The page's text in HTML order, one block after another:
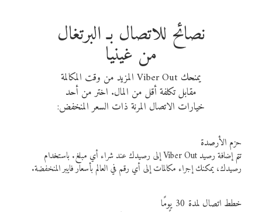
نصائح للاتصال بـ البرتغال
من غينيا
يمنحك Viber Out المزيد من وقت المكالمة
مقابل تكلفة أقل من المال. اختر من أحد
خيارات الاتصال المرنة ذات السعر المنخفض:
حزم الأرصدة
تتم إضافة رصيد Viber Out إلى رصيدك عند شراء أي مبلغ. باستخدام
رصيدك، يمكنك إجراء مكالمات إلى أي رقم في العالم بأسعار فايبر المنخفضة.
خطط اتصال لمدة 30 يومًا